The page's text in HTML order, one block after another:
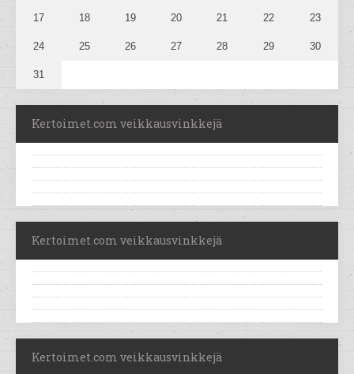
17 18 19 20 21 22 23
24 25 26 27 28 29 30
31
Kertoimet.com veikkausvinkkejä
Kertoimet.com veikkausvinkkejä
Kertoimet.com veikkausvinkkejä